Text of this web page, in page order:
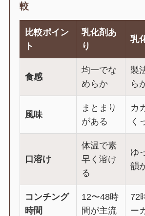
較
比較ポイン
ト
乳化剤あ
り
乳
食感
均一でな
めらか
製
ら
風味
まとまり
がある
カ
く
口溶け
体温で素
早く溶け
る
ゆ
韻
コンチング
時間
12〜48時
間が主流
72
ー